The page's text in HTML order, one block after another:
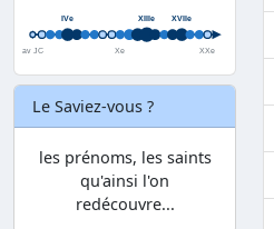
Le Saviez-vous ?
les prénoms, les saints
qu'ainsi l'on
redécouvre...